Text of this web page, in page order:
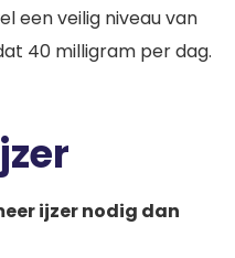
een veilig niveau van
40 milligram per dag.
ijzer nodig dan